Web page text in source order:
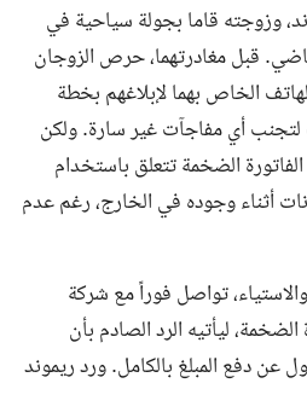
وزوجته قاما بجولة سياحية في
قبل مغادرتهما، حرص الزوجان
الخاص بهما لإبلاغهم بخطة
لتجنب أي مفاجآت غير سارة. ولكن
الضخمة تتعلق باستخدام
البيانات أثناء وجوده في الخارج، رغم عدم
تواصل فوراً مع شركة
ليأتيه الرد الصادم بأن
عن دفع المبلغ بالكامل. ورد ريموند